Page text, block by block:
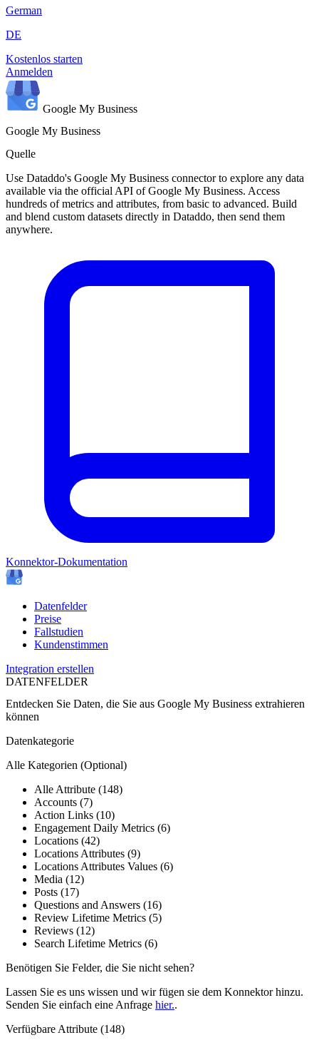
German
DE
Kostenlos starten
Anmelden
Google My Business
Google My Business
Quelle
Use Dataddo's Google My Business connector to explore any data
available via the official API of Google My Business. Access
hundreds of metrics and attributes, from basic to advanced. Build
and blend custom datasets directly in Dataddo, then send them
anywhere.
Konnektor-Dokumentation
Datenfelder
Preise
Fallstudien
Kundenstimmen
Integration erstellen
DATENFELDER
Entdecken Sie Daten, die Sie aus Google My Business extrahieren
können
Datenkategorie
Alle Kategorien (Optional)
Alle Attribute (148)
Accounts (7)
Action Links (10)
Engagement Daily Metrics (6)
Locations (42)
Locations Attributes (9)
Locations Attributes Values (6)
Media (12)
Posts (17)
Questions and Answers (16)
Review Lifetime Metrics (5)
Reviews (12)
Search Lifetime Metrics (6)
Benötigen Sie Felder, die Sie nicht sehen?
Lassen Sie es uns wissen und wir fügen sie dem Konnektor hinzu.
Senden Sie einfach eine Anfrage hier..
Verfügbare Attribute (148)